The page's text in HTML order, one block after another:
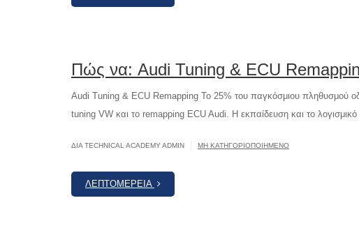
Πώς να: Audi Tuning & ECU
Audi Tuning & ECU Remapping Το 25% του παγκόσμιου πληθυσμού
tuning VW και το remapping ECU Audi. Η εκπαίδευση και το
ΔΙΆ TECHNICAL ACADEMY ADMIN ΜΗ ΚΑΤΗΓΟΡΙΟΠΟΙΗΜΈΝΟ
ΛΕΠΤΟΜΈΡΕΙΑ